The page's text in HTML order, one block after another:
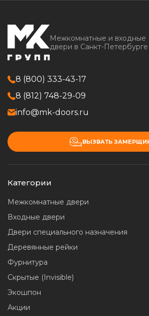
Межкомнатные и входные
двери в Санкт-Петербурге
8 (800) 333-43-17
8 (812) 748-29-09
info@mk-doors.ru
ВЫЗВАТЬ
Категории
Межкомнатные двери
Входные двери
Двери специального назначения
Деревянные рейки
Фурнитура
Скрытые (Invisible)
Экошпон
Акции